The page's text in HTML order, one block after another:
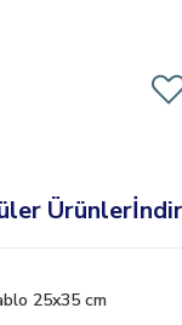
Ürünler
25x35 cm